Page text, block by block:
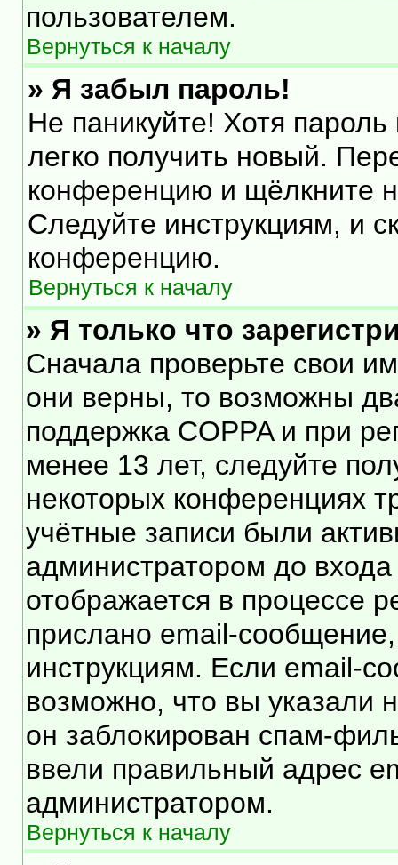
пользователем.
Вернуться к началу
» Я забыл пароль!
Не паникуйте! Хотя
легко получить новый.
конференцию и щёлкните
Следуйте инструкциям, и
конференцию.
Вернуться к началу
» Я только что
Сначала проверьте свои
они верны, то возможны
поддержка COPPA и при
менее 13 лет, следуйте
некоторых конференциях
учётные записи были
администратором до
отображается в процессе
прислано email-
инструкциям. Если email-
возможно, что вы указали
он заблокирован спам-
ввели правильный адрес
администратором.
Вернуться к началу